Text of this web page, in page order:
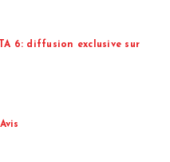
6: diffusion exclusive sur